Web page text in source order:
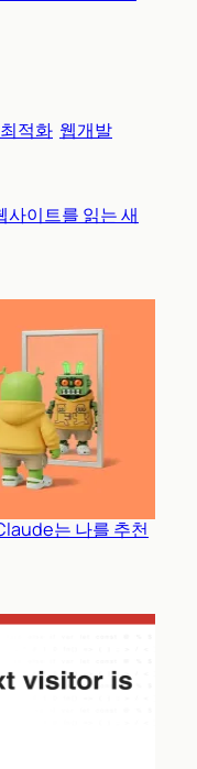
적화 웹개발
사이트를 읽는 새
는 나를 추천